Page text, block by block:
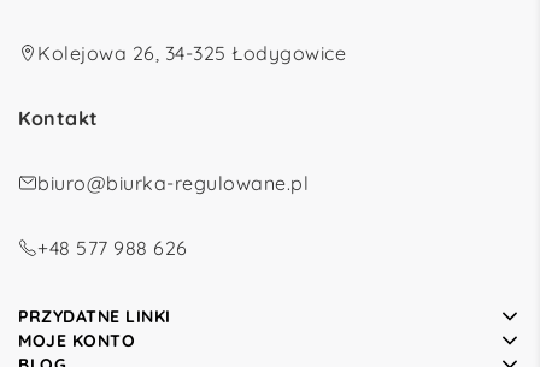
Kolejowa 26, 34-325 Łodygowice
Kontakt
biuro@biurka-regulowane.pl
+48 577 988 626
PRZYDATNE LINKI
MOJE KONTO